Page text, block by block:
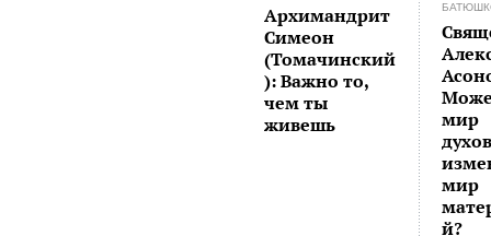
Архимандрит
Симеон
(Томачинский
): Важно то,
чем ты
живешь
мир
мир
й?